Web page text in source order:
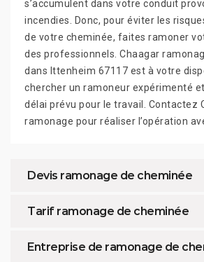
s’accumulent dans votre conduit
incendies. Donc, pour éviter les
de votre cheminée, faites ramoner
des professionnels. Chaagar
dans Ittenheim 67117 est à votre
chercher un ramoneur expérimenté
délai prévu pour le travail. Contactez
ramonage pour réaliser l’opération
Devis ramonage de cheminée
Tarif ramonage de cheminée
Entreprise de ramonage de